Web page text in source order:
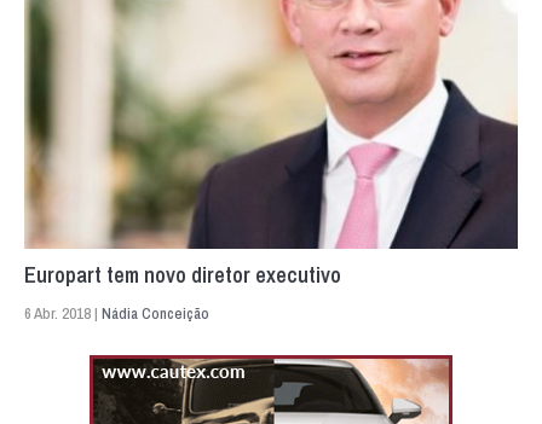
Europart tem novo diretor executivo
6 Abr. 2018 | Nádia Conceição